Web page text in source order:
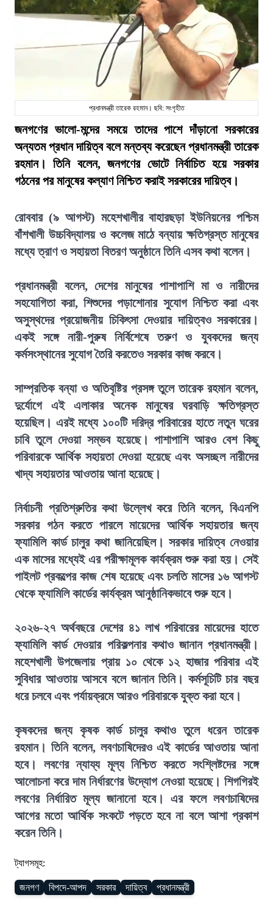
প্রধানমন্ত্রী তারেক রহমান। ছবি: সংগৃহীত
জনগণের ভালো-মন্দের সময়ে তাদের পাশে দাঁড়ানো সরকারের
অন্যতম প্রধান দায়িত্ব বলে মন্তব্য করেছেন প্রধানমন্ত্রী তারেক
রহমান। তিনি বলেন, জনগণের ভোটে নির্বাচিত হয়ে সরকার
গঠনের পর মানুষের কল্যাণ নিশ্চিত করাই সরকারের দায়িত্ব।
রোববার (৯ আগস্ট) মহেশখালীর বাহারছড়া ইউনিয়নের পশ্চিম
বাঁশখালী উচ্চবিদ্যালয় ও কলেজ মাঠে বন্যায় ক্ষতিগ্রস্ত মানুষের
মধ্যে ত্রাণ ও সহায়তা বিতরণ অনুষ্ঠানে তিনি এসব কথা বলেন।
প্রধানমন্ত্রী বলেন, দেশের মানুষের পাশাপাশি মা ও নারীদের
সহযোগিতা করা, শিশুদের পড়াশোনার সুযোগ নিশ্চিত করা এবং
অসুস্থদের প্রয়োজনীয় চিকিৎসা দেওয়ার দায়িত্বও সরকারের।
একই সঙ্গে নারী-পুরুষ নির্বিশেষে তরুণ ও যুবকদের জন্য
কর্মসংস্থানের সুযোগ তৈরি করতেও সরকার কাজ করবে।
সাম্প্রতিক বন্যা ও অতিবৃষ্টির প্রসঙ্গ তুলে তারেক রহমান বলেন,
দুর্যোগে এই এলাকার অনেক মানুষের ঘরবাড়ি ক্ষতিগ্রস্ত
হয়েছিল। এরই মধ্যে ১০০টি দরিদ্র পরিবারের হাতে নতুন ঘরের
চাবি তুলে দেওয়া সম্ভব হয়েছে। পাশাপাশি আরও বেশ কিছু
পরিবারকে আর্থিক সহায়তা দেওয়া হয়েছে এবং অসচ্ছল নারীদের
খাদ্য সহায়তার আওতায় আনা হয়েছে।
নির্বাচনী প্রতিশ্রুতির কথা উল্লেখ করে তিনি বলেন, বিএনপি
সরকার গঠন করতে পারলে মায়েদের আর্থিক সহায়তার জন্য
ফ্যামিলি কার্ড চালুর কথা জানিয়েছিল। সরকার দায়িত্ব নেওয়ার
এক মাসের মধ্যেই এর পরীক্ষামূলক কার্যক্রম শুরু করা হয়। সেই
পাইলট প্রকল্পের কাজ শেষ হয়েছে এবং চলতি মাসের ১৬ আগস্ট
থেকে ফ্যামিলি কার্ডের কার্যক্রম আনুষ্ঠানিকভাবে শুরু হবে।
২০২৬-২৭ অর্থবছরে দেশের ৪১ লাখ পরিবারের মায়েদের হাতে
ফ্যামিলি কার্ড দেওয়ার পরিকল্পনার কথাও জানান প্রধানমন্ত্রী।
মহেশখালী উপজেলায় প্রায় ১০ থেকে ১২ হাজার পরিবার এই
সুবিধার আওতায় আসবে বলে জানান তিনি। কর্মসূচিটি চার বছর
ধরে চলবে এবং পর্যায়ক্রমে আরও পরিবারকে যুক্ত করা হবে।
কৃষকদের জন্য কৃষক কার্ড চালুর কথাও তুলে ধরেন তারেক
রহমান। তিনি বলেন, লবণচাষিদেরও এই কার্ডের আওতায় আনা
হবে। লবণের ন্যায্য মূল্য নিশ্চিত করতে সংশ্লিষ্টদের সঙ্গে
আলোচনা করে দাম নির্ধারণের উদ্যোগ নেওয়া হয়েছে। শিগগিরই
লবণের নির্ধারিত মূল্য জানানো হবে। এর ফলে লবণচাষিদের
আগের মতো আর্থিক সংকটে পড়তে হবে না বলে আশা প্রকাশ
করেন তিনি।
ট্যাগসমূহ:
জনগণ বিপদে-আপদ সরকার দায়িত্ব প্রধানমন্ত্রী